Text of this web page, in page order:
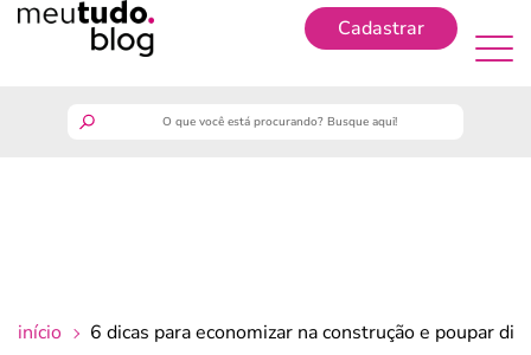
Cadastrar
início 6 dicas para economizar na construção e poupar